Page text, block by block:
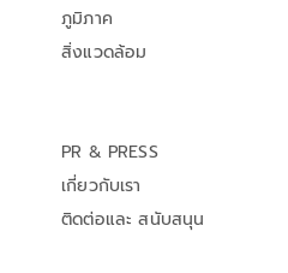
ภูมิภาค
สิ่งแวดล้อม
PR & PRESS
เกี่ยวกับเรา
ติดต่อและ สนับสนุน